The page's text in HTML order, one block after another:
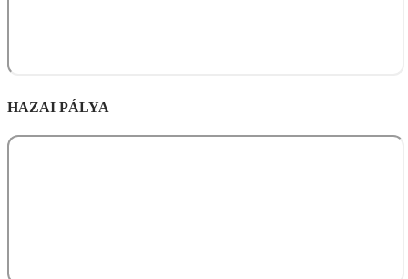
HAZAI PÁLYA